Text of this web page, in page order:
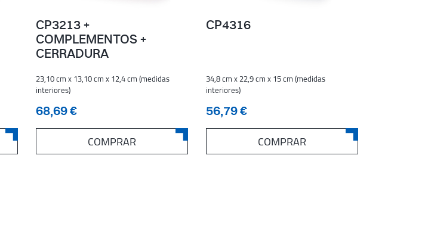
CP3213 +
COMPLEMENTOS +
CERRADURA
23,10 cm x 13,10 cm x 12,4 cm (medidas
interiores)
68,69 €
COMPRAR
CP4316
34,8 cm x 22,9 cm x 15 cm (medidas
interiores)
56,79 €
COMPRAR